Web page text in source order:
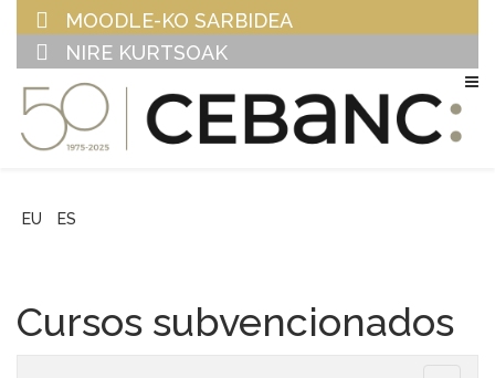
MOODLE-KO SARBIDEA
NIRE KURTSOAK
EU ES
Cursos subvencionados